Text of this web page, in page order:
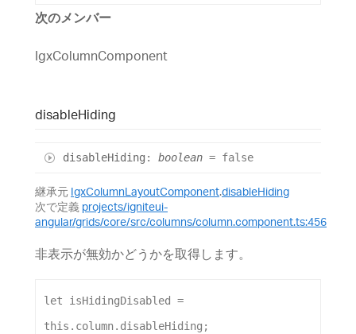
次のメンバー
IgxColumnComponent
disableHiding
disableHiding : boolean = false
継承元 IgxColumnLayoutComponent.disableHiding
次で定義 projects/igniteui-
angular/grids/core/src/columns/column.component.ts:456
非表示が無効かどうかを取得します。
let isHidingDisabled
this . column. disableHiding ;